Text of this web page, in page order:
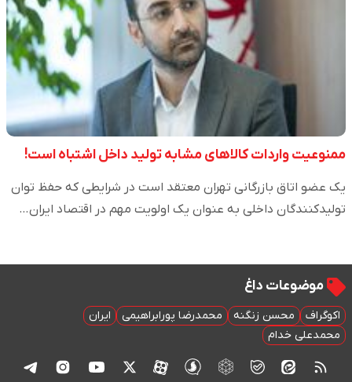
ممنوعیت واردات کالاهای مشابه تولید داخل اشتباه است!
یک عضو اتاق بازرگانی تهران معتقد است در شرایطی که حفظ توان
تولیدکنندگان داخلی به عنوان یک اولویت مهم در اقتصاد ایران…
موضوعات داغ
اکوگراف محسن زنگنه محمدرضا پورابراهیمی
ایران
محمدعلی خدام